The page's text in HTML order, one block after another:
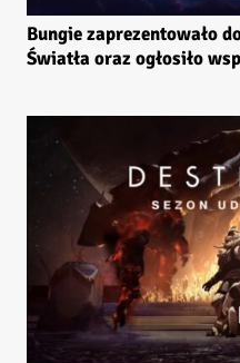
Bungie zaprezentowało
Światła oraz ogłosiło